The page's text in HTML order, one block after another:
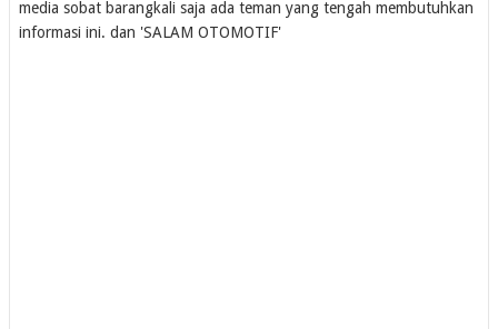
media sobat barangkali saja ada teman yang tengah membutuhkan
informasi ini. dan 'SALAM OTOMOTIF'